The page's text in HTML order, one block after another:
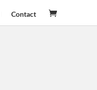
Contact